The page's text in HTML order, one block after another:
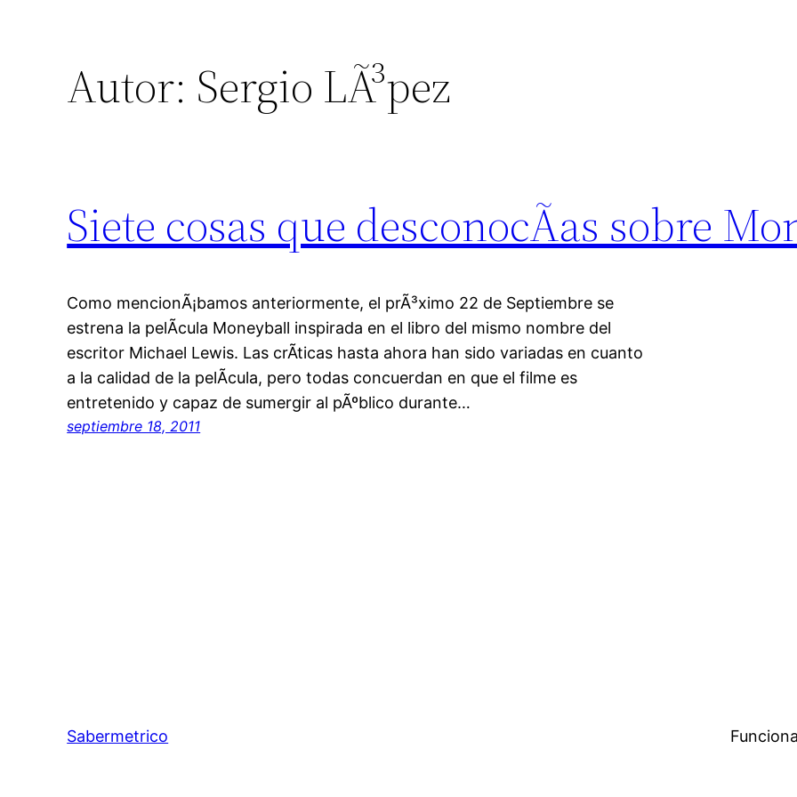
Autor: Sergio LÃ³pez
Siete cosas que desconocÃ­as sobre
Como mencionÃ¡bamos anteriormente, el prÃ³ximo 22 de Septiembre se
estrena la pelÃ­cula Moneyball inspirada en el libro del mismo nombre del
escritor Michael Lewis. Las crÃ­ticas hasta ahora han sido variadas en cuanto
a la calidad de la pelÃ­cula, pero todas concuerdan en que el filme es
entretenido y capaz de sumergir al pÃºblico durante…
septiembre 18, 2011
Sabermetrico